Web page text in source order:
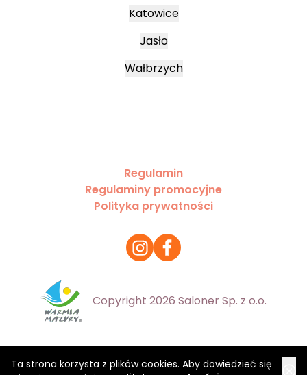
Ta strona korzysta z plików cookies. Aby dowiedzieć się
Katowice
Jasło
Wałbrzych
Regulamin
Regulaminy promocyjne
Polityka prywatności
Copyright 2026 Saloner Sp. z o.o.